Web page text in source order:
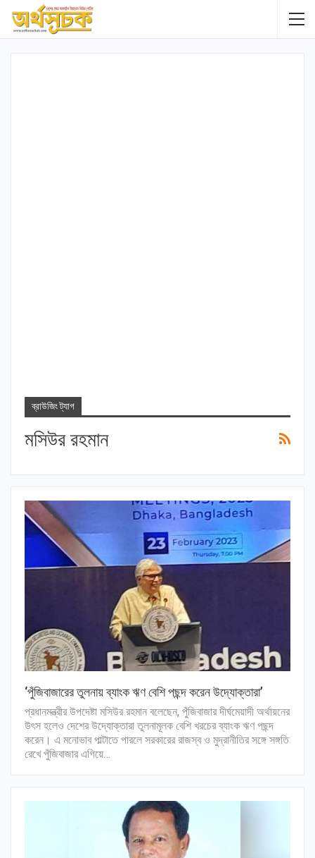
ব্রাউজিং ট্যাগ
মসিউর রহমান
‘পুঁজিবাজারের তুলনায় ব্যাংক ঋণ বেশি পছন্দ করেন উদ্যোক্তারা’
প্রধানমন্ত্রীর উপদেষ্টা মসিউর রহমান বলেছেন, পুঁজিবাজার দীর্ঘমেয়াদী অর্থায়নের
উৎস হলেও দেশের উদ্যোক্তারা তুলনামূলক বেশি খরচের ব্যাংক ঋণ পছন্দ
করেন। এ মনোভাব পাল্টাতে পারলে সরকারের রাজস্ব ও মুদ্রানীতির সঙ্গে সঙ্গতি
রেখে পুঁজিবাজার এগিয়ে…